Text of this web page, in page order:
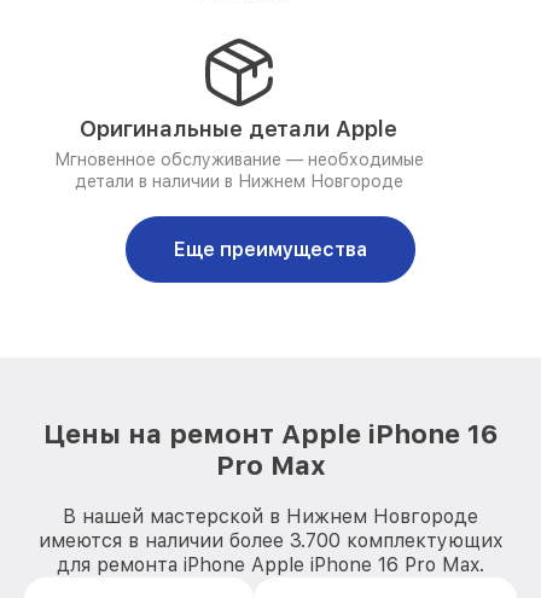
Оригинальные детали Apple
Мгновенное обслуживание — необходимые
детали в наличии в Нижнем Новгороде
Еще преимущества
Цены на ремонт Apple iPhone 16
Pro Max
В нашей мастерской в Нижнем Новгороде
имеются в наличии более 3.700 комплектующих
для ремонта iPhone Apple iPhone 16 Pro Max.